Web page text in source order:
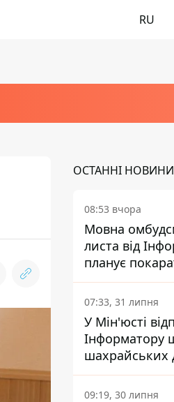
RU
ОСТАННІ НОВИНИ
08:53 вчора
Мовна
листа від
планує
підрядника
07:33, 31 липня
У Мін'юсті
Інформатору
шахрайських
камери
що ніхто
09:19, 30 липня